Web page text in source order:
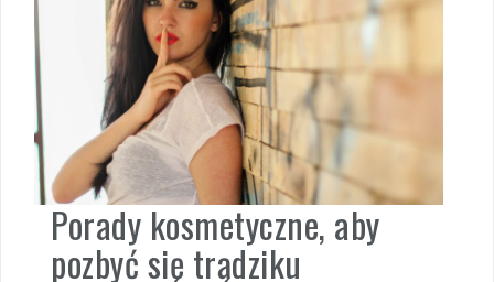
Porady kosmetyczne, aby
pozbyć się trądziku